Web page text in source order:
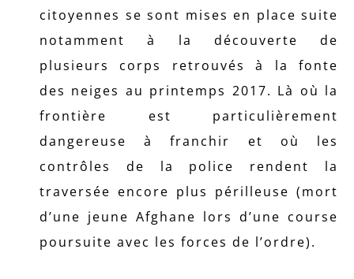
citoyennes se sont mises en place suite
notamment à la découverte de
plusieurs corps retrouvés à la fonte
des neiges au printemps 2017. Là où la
frontière est particulièrement
dangereuse à franchir et où les
contrôles de la police rendent la
traversée encore plus périlleuse (mort
d’une jeune Afghane lors d’une course
poursuite avec les forces de l’ordre).